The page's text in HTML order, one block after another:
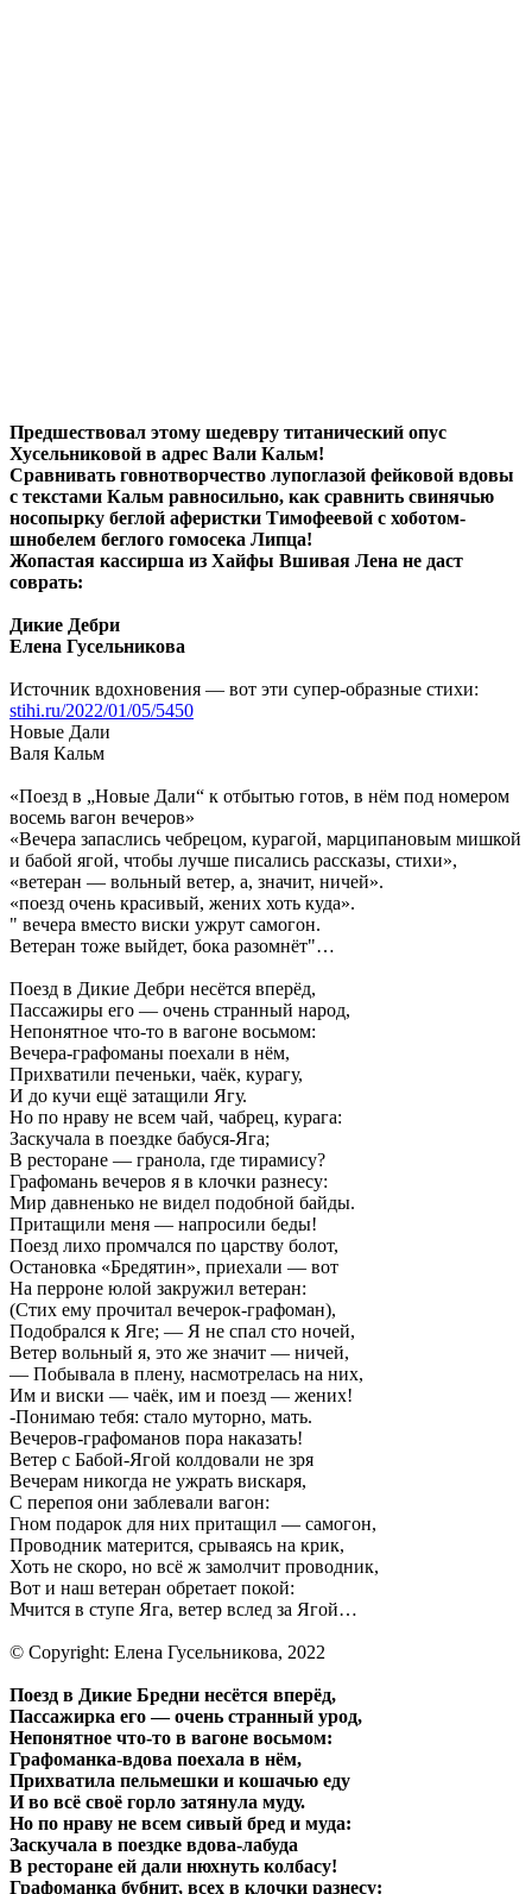
Предшествовал этому шедевру титанический опус
Хусельниковой в адрес Вали Кальм!
Сравнивать говнотворчество лупоглазой фейковой вдовы
с текстами Кальм равносильно, как сравнить свинячью
носопырку беглой аферистки Тимофеевой с хоботом-
шнобелем беглого гомосека Липца!
Жопастая кассирша из Хайфы Вшивая Лена не даст
соврать:
Дикие Дебри
Елена Гусельникова
Источник вдохновения — вот эти супер-образные стихи:
stihi.ru/2022/01/05/5450
Новые Дали
Валя Кальм
«Поезд в „Новые Дали“ к отбытью готов, в нём под номером
восемь вагон вечеров»
«Вечера запаслись чебрецом, курагой, марципановым мишкой
и бабой ягой, чтобы лучше писались рассказы, стихи»,
«ветеран — вольный ветер, а, значит, ничей».
«поезд очень красивый, жених хоть куда».
" вечера вместо виски ужрут самогон.
Ветеран тоже выйдет, бока разомнёт"…
Поезд в Дикие Дебри несётся вперёд,
Пассажиры его — очень странный народ,
Непонятное что-то в вагоне восьмом:
Вечера-графоманы поехали в нём,
Прихватили печеньки, чаёк, курагу,
И до кучи ещё затащили Ягу.
Но по нраву не всем чай, чабрец, курага:
Заскучала в поездке бабуся-Яга;
В ресторане — гранола, где тирамису?
Графомань вечеров я в клочки разнесу:
Мир давненько не видел подобной байды.
Притащили меня — напросили беды!
Поезд лихо промчался по царству болот,
Остановка «Бредятин», приехали — вот
На перроне юлой закружил ветеран:
(Стих ему прочитал вечерок-графоман),
Подобрался к Яге; — Я не спал сто ночей,
Ветер вольный я, это же значит — ничей,
— Побывала в плену, насмотрелась на них,
Им и виски — чаёк, им и поезд — жених!
-Понимаю тебя: стало муторно, мать.
Вечеров-графоманов пора наказать!
Ветер с Бабой-Ягой колдовали не зря
Вечерам никогда не ужрать вискаря,
С перепоя они заблевали вагон:
Гном подарок для них притащил — самогон,
Проводник матерится, срываясь на крик,
Хоть не скоро, но всё ж замолчит проводник,
Вот и наш ветеран обретает покой:
Мчится в ступе Яга, ветер вслед за Ягой…
© Copyright: Елена Гусельникова, 2022
Поезд в Дикие Бредни несётся вперёд,
Пассажирка его — очень странный урод,
Непонятное что-то в вагоне восьмом:
Графоманка-вдова поехала в нём,
Прихватила пельмешки и кошачью еду
И во всё своё горло затянула муду.
Но по нраву не всем сивый бред и муда:
Заскучала в поездке вдова-лабуда
В ресторане ей дали нюхнуть колбасу!
Графоманка бубнит, всех в клочки разнесу: